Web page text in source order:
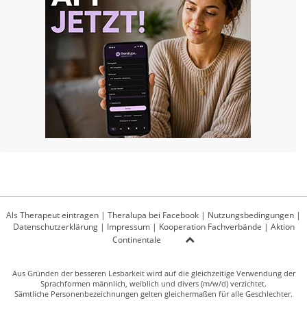
Als Therapeut eintragen | Theralupa bei Facebook | Nutzungsbedingungen |
Datenschutzerklärung| Impressum| Kooperation Fachverbände | Aktion
Continentale
Aus Gründen der besseren Lesbarkeit wird auf die gleichzeitige Verwendung der
Sprachformen männlich, weiblich und divers (m/w/d) verzichtet.
Sämtliche Personenbezeichnungen gelten gleichermaßen für alle Geschlechter.